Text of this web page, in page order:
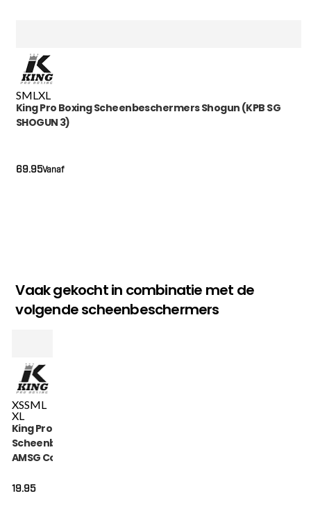
SMLXL
King Pro Boxing Scheenbeschermers Shogun (KPB SG
SHOGUN 3)
Vanaf
69.95
Vaak gekocht in combinatie met de
volgende scheenbeschermers
XSSML
XL
King Pro Boxing
Scheenbeschermers
AMSG Cotton (KPB
19.95